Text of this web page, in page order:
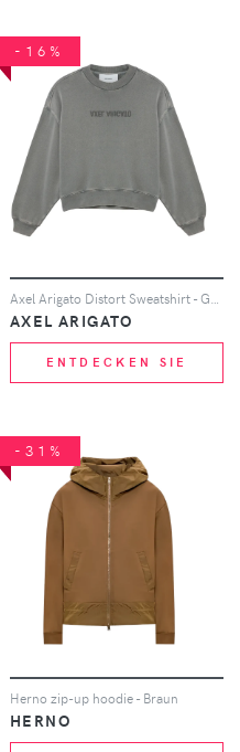
-16%
AXEL ARIGATO
ENTDECKEN SIE
-31%
Herno zip-up hoodie - Braun
HERNO